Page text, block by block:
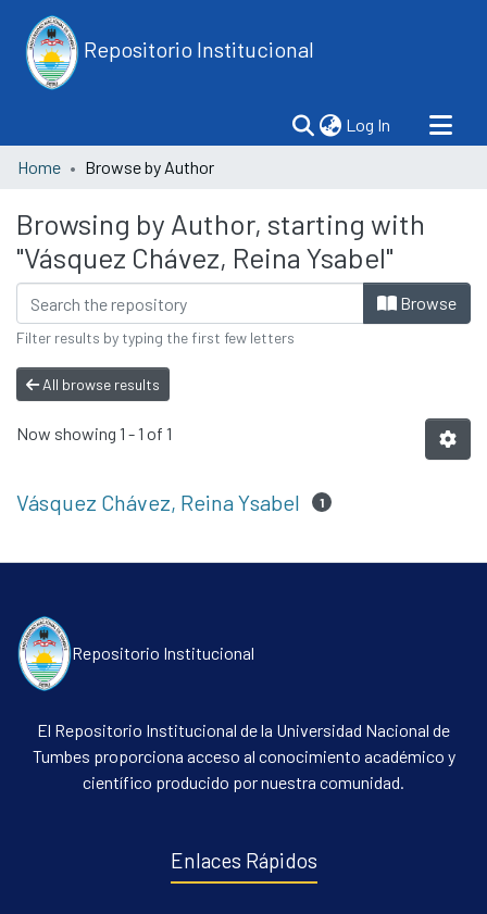
Repositorio Institucional
Log In (current)
Home Browse by Author
Browsing by Author, starting with
"Vásquez Chávez, Reina Ysabel"
Browse
Filter results by typing the first few letters
All browse results
Now showing 1 - 1 of 1
Vásquez Chávez, Reina Ysabel 1
Repositorio Institucional
El Repositorio Institucional de la Universidad Nacional de
Tumbes proporciona acceso al conocimiento académico y
científico producido por nuestra comunidad.
Enlaces Rápidos